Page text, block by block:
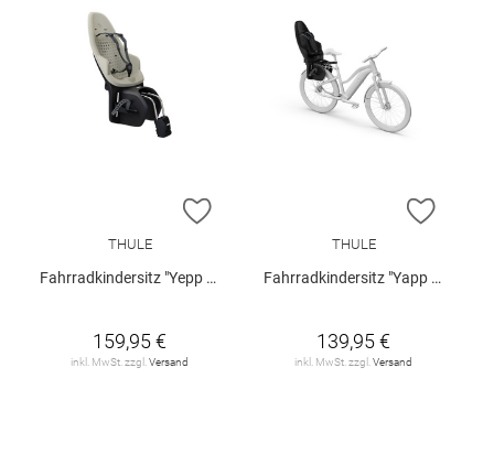
ZUR WUNSCHLISTE HINZUFÜGEN
THULE
Fahrradkindersitz "Yepp 2 Maxi FM"
159,95 €
inkl. MwSt. zzgl. Versand
ZUR
THULE
Fahrradkindersitz "Yapp 2 Maxi RM"
139,95 €
inkl. MwSt. zzgl. Versand